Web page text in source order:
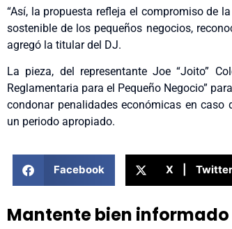
“Así, la propuesta refleja el compromiso de
sostenible de los pequeños negocios,
agregó la titular del DJ.
La pieza, del representante Joe “Joito”
Reglamentaria para el Pequeño Negocio”
condonar penalidades económicas en
un periodo apropiado.
Facebook X | Twitter
Mantente bien